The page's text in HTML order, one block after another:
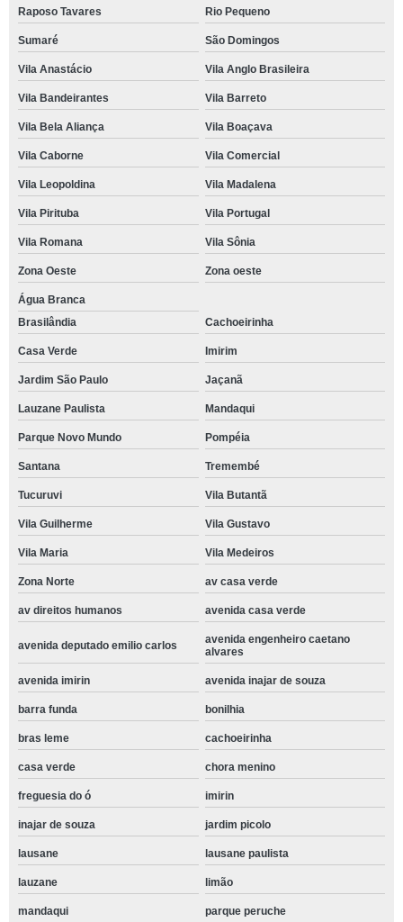
Raposo Tavares Rio Pequeno
Sumaré São Domingos
Vila Anastácio Vila Anglo Brasileira
Vila Bandeirantes Vila Barreto
Vila Bela Aliança Vila Boaçava
Vila Caborne Vila Comercial
Vila Leopoldina Vila Madalena
Vila Pirituba Vila Portugal
Vila Romana Vila Sônia
Zona Oeste Zona oeste
Água Branca
Brasilândia
Cachoeirinha
Casa Verde Imirim
Jardim São Paulo Jaçanã
Lauzane Paulista Mandaqui
Parque Novo Mundo Pompéia
Santana Tremembé
Tucuruvi Vila Butantã
Vila Guilherme Vila Gustavo
Vila Maria Vila Medeiros
Zona Norte av casa verde
av direitos humanos avenida casa verde
avenida deputado emilio carlos
avenida engenheiro caetano
alvares
avenida imirin avenida inajar de souza
barra funda bonilhia
bras leme cachoeirinha
casa verde chora menino
freguesia do ó imirin
inajar de souza jardim picolo
lausane lausane paulista
lauzane limão
mandaqui parque peruche